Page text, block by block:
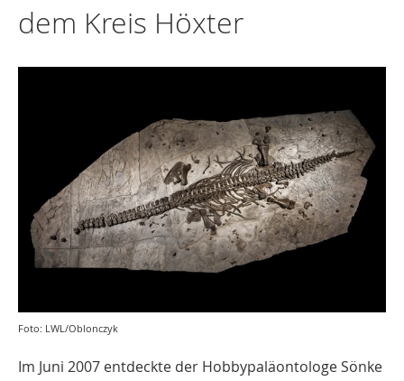
dem Kreis Höxter
Foto: LWL/Oblonczyk
Im Juni 2007 entdeckte der Hobbypaläontologe Sönke